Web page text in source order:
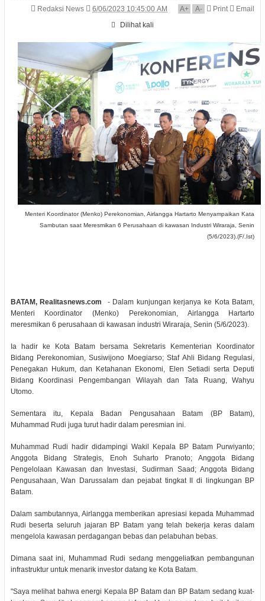
Redaksi News 6/06/2023 10:45:00 AM A+ A- Print
Email
Dilihat kali
Menteri Koordinator (Menko) Perekonomian, Airlangga Hartarto Menyampaikan Kata
Sambutan saat Meresmikan 6 Perusahaan di kawasan Industri Wiraraja, Senin
(5/6/2023).(F/.Ist)
BATAM, Realitasnews.com
- Dalam kunjungan kerjanya ke Kota Batam,
Menteri Koordinator (Menko) Perekonomian, Airlangga Hartarto
meresmikan 6 perusahaan di kawasan industri Wiraraja, Senin (5/6/2023).
Ia hadir ke Kota Batam bersama Sekretaris Kementerian Koordinator
Bidang Perekonomian, Susiwijono Moegiarso; Staf Ahli Bidang Regulasi,
Penegakan Hukum, dan Ketahanan Ekonomi, Elen Setiadi serta Deputi
Bidang Koordinasi Pengembangan Wilayah dan Tata Ruang, Wahyu
Utomo.
Sementara itu, Kepala Badan Pengusahaan Batam (BP Batam),
Muhammad Rudi juga turut hadir dalam peresmian ini.
Muhammad Rudi hadir didampingi Wakil Kepala BP Batam Purwiyanto;
Anggota Bidang Strategis, Enoh Suharto Pranoto; Anggota Bidang
Pengelolaan Kawasan dan Investasi, Sudirman Saad; Anggota Bidang
Pengusahaan, Wan Darussalam dan pejabat tingkat II di lingkungan BP
Batam.
Dalam sambutannya, Airlangga memberikan apresiasi kepada Muhammad
Rudi beserta seluruh jajaran BP Batam yang telah bekerja keras dalam
mengelola kawasan perdagangan bebas dan pelabuhan bebas.
Dimana saat ini, Muhammad Rudi sedang menggeliatkan pembangunan
infrastruktur untuk menarik investor datang ke Kota Batam.
"Saya melihat bahwa energi Kepala BP Batam dan BP Batam sedang kuat-